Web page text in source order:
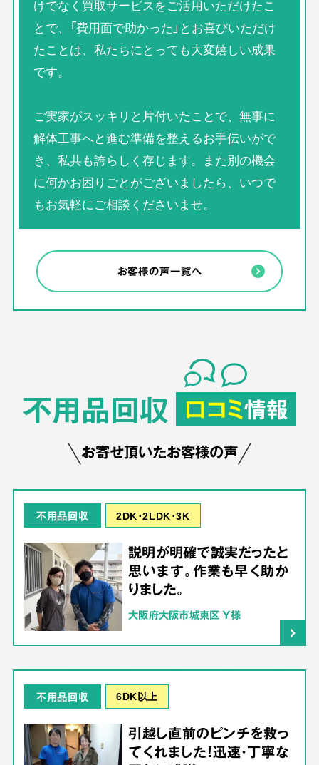
けでなく買取サービスをご活用いただけたこ
とで、「費用面で助かった」とお喜びいただけ
たことは、私たちにとっても大変嬉しい成果
です。
ご実家がスッキリと片付いたことで、無事に
解体工事へと進む準備を整えるお手伝いがで
き、私共も誇らしく存じます。また別の機会
に何かお困りごとがございましたら、いつで
もお気軽にご相談くださいませ。
お客様の声一覧へ
不用品回収 口コミ情報
お寄せ頂いたお客様の声
不用品回収 2DK･2LDK･3K
説明が明確で誠実だったと
思います。作業も早く助か
りました。
大阪府大阪市城東区 Y様
不用品回収 6DK以上
引越し直前のピンチを救っ
てくれました！迅速・丁寧な